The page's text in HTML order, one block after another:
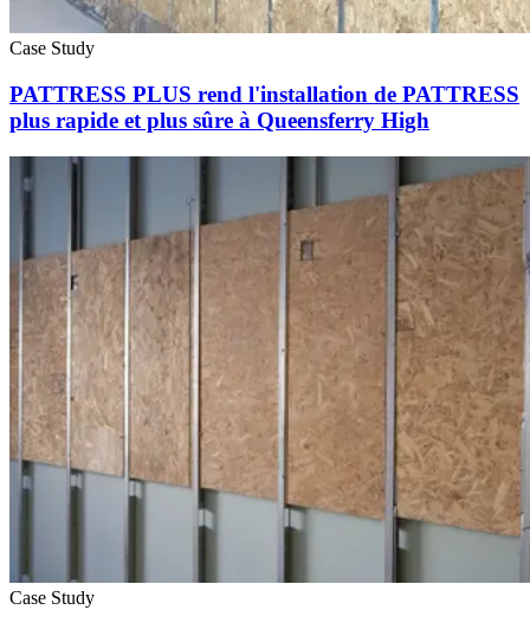
Case Study
PATTRESS PLUS rend l'installation de PATTRESS
plus rapide et plus sûre à Queensferry High
Case Study